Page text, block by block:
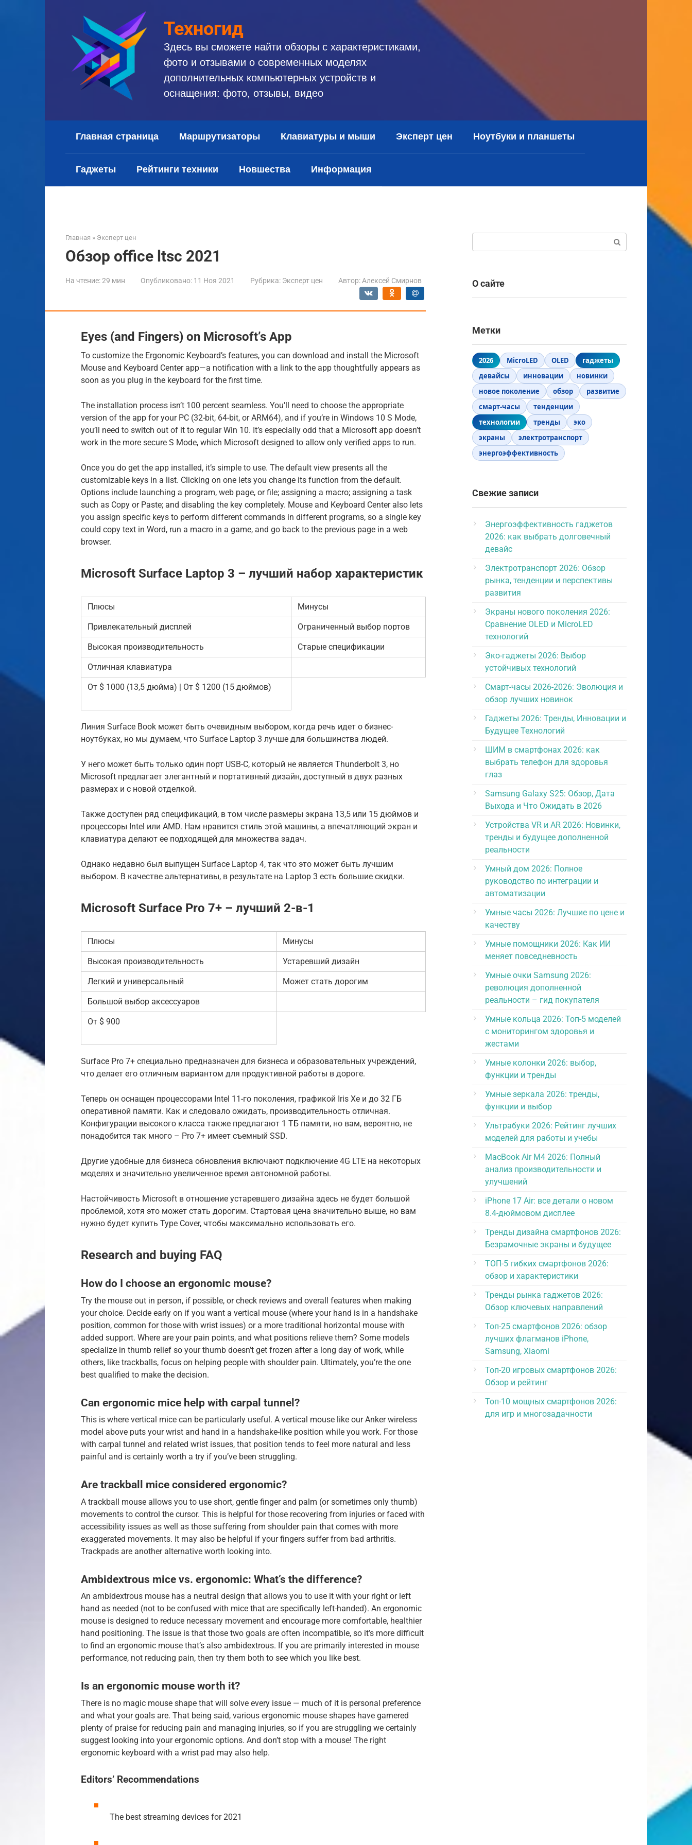
Техногид
Здесь вы сможете найти обзоры с характеристиками,
фото и отзывами о современных моделях
дополнительных компьютерных устройств и
оснащения: фото, отзывы, видео
Главная страница Маршрутизаторы Клавиатуры и мыши Эксперт цен Ноутбуки и планшеты
Гаджеты Рейтинги техники Новшества Информация
Главная » Эксперт цен
Обзор office ltsc 2021
На чтение:29 мин Опубликовано: 11 Ноя 2021 Рубрика: Эксперт цен Автор: Алексей Смирнов
Eyes (and Fingers) on Microsoft’s App
To customize the Ergonomic Keyboard’s features, you can download and install the Microsoft
Mouse and Keyboard Center app—a notification with a link to the app thoughtfully appears as
soon as you plug in the keyboard for the first time.
The installation process isn’t 100 percent seamless. You’ll need to choose the appropriate
version of the app for your PC (32-bit, 64-bit, or ARM64), and if you’re in Windows 10 S Mode,
you’ll need to switch out of it to regular Win 10. It’s especially odd that a Microsoft app doesn’t
work in the more secure S Mode, which Microsoft designed to allow only verified apps to run.
Once you do get the app installed, it’s simple to use. The default view presents all the
customizable keys in a list. Clicking on one lets you change its function from the default.
Options include launching a program, web page, or file; assigning a macro; assigning a task
such as Copy or Paste; and disabling the key completely. Mouse and Keyboard Center also lets
you assign specific keys to perform different commands in different programs, so a single key
could copy text in Word, run a macro in a game, and go back to the previous page in a web
browser.
Microsoft Surface Laptop 3 – лучший набор характеристик
Плюсы Минусы
Привлекательный дисплей Ограниченный выбор портов
Высокая производительность Старые спецификации
Отличная клавиатура
От $ 1000 (13,5 дюйма) | От $ 1200 (15 дюймов)
Линия Surface Book может быть очевидным выбором, когда речь идет о бизнес-
ноутбуках, но мы думаем, что Surface Laptop 3 лучше для большинства людей.
У него может быть только один порт USB-C, который не является Thunderbolt 3, но
Microsoft предлагает элегантный и портативный дизайн, доступный в двух разных
размерах и с новой отделкой.
Также доступен ряд спецификаций, в том числе размеры экрана 13,5 или 15 дюймов и
процессоры Intel или AMD. Нам нравится стиль этой машины, а впечатляющий экран и
клавиатура делают ее подходящей для множества задач.
Однако недавно был выпущен Surface Laptop 4, так что это может быть лучшим
выбором. В качестве альтернативы, в результате на Laptop 3 есть большие скидки.
Microsoft Surface Pro 7+ – лучший 2-в-1
Плюсы Минусы
Высокая производительность Устаревший дизайн
Легкий и универсальный Может стать дорогим
Большой выбор аксессуаров
От $ 900
Surface Pro 7+ специально предназначен для бизнеса и образовательных учреждений,
что делает его отличным вариантом для продуктивной работы в дороге.
Теперь он оснащен процессорами Intel 11-го поколения, графикой Iris Xe и до 32 ГБ
оперативной памяти. Как и следовало ожидать, производительность отличная.
Конфигурации высокого класса также предлагают 1 ТБ памяти, но вам, вероятно, не
понадобится так много – Pro 7+ имеет съемный SSD.
Другие удобные для бизнеса обновления включают подключение 4G LTE на некоторых
моделях и значительно увеличенное время автономной работы.
Настойчивость Microsoft в отношение устаревшего дизайна здесь не будет большой
проблемой, хотя это может стать дорогим. Стартовая цена значительно выше, но вам
нужно будет купить Type Cover, чтобы максимально использовать его.
Research and buying FAQ
How do I choose an ergonomic mouse?
Try the mouse out in person, if possible, or check reviews and overall features when making
your choice. Decide early on if you want a vertical mouse (where your hand is in a handshake
position, common for those with wrist issues) or a more traditional horizontal mouse with
added support. Where are your pain points, and what positions relieve them? Some models
specialize in thumb relief so your thumb doesn’t get frozen after a long day of work, while
others, like trackballs, focus on helping people with shoulder pain. Ultimately, you’re the one
best qualified to make the decision.
Can ergonomic mice help with carpal tunnel?
This is where vertical mice can be particularly useful. A vertical mouse like our Anker wireless
model above puts your wrist and hand in a handshake-like position while you work. For those
with carpal tunnel and related wrist issues, that position tends to feel more natural and less
painful and is certainly worth a try if you’ve been struggling.
Are trackball mice considered ergonomic?
A trackball mouse allows you to use short, gentle finger and palm (or sometimes only thumb)
movements to control the cursor. This is helpful for those recovering from injuries or faced with
accessibility issues as well as those suffering from shoulder pain that comes with more
exaggerated movements. It may also be helpful if your fingers suffer from bad arthritis.
Trackpads are another alternative worth looking into.
Ambidextrous mice vs. ergonomic: What’s the difference?
An ambidextrous mouse has a neutral design that allows you to use it with your right or left
hand as needed (not to be confused with mice that are specifically left-handed). An ergonomic
mouse is designed to reduce necessary movement and encourage more comfortable, healthier
hand positioning. The issue is that those two goals are often incompatible, so it’s more difficult
to find an ergonomic mouse that’s also ambidextrous. If you are primarily interested in mouse
performance, not reducing pain, then try them both to see which you like best.
Is an ergonomic mouse worth it?
There is no magic mouse shape that will solve every issue — much of it is personal preference
and what your goals are. That being said, various ergonomic mouse shapes have garnered
plenty of praise for reducing pain and managing injuries, so if you are struggling we certainly
suggest looking into your ergonomic options. And don’t stop with a mouse! The right
ergonomic keyboard with a wrist pad may also help.
Editors’ Recommendations
The best streaming devices for 2021
О сайте
Метки
2026 MicroLED OLED
гаджеты
девайсы
инновации
новинки
новое поколение
обзор
развитие
смарт-часы
тенденции
технологии
тренды
эко
экраны
электротранспорт
энергоэффективность
Свежие записи
Энергоэффективность гаджетов
2026: как выбрать долговечный
девайс
Электротранспорт 2026: Обзор
рынка, тенденции и перспективы
развития
Экраны нового поколения 2026:
Сравнение OLED и MicroLED
технологий
Эко-гаджеты 2026: Выбор
устойчивых технологий
Смарт-часы 2026-2026: Эволюция и
обзор лучших новинок
Гаджеты 2026: Тренды, Инновации и
Будущее Технологий
ШИМ в смартфонах 2026: как
выбрать телефон для здоровья
глаз
Samsung Galaxy S25: Обзор, Дата
Выхода и Что Ожидать в 2026
Устройства VR и AR 2026: Новинки,
тренды и будущее дополненной
реальности
Умный дом 2026: Полное
руководство по интеграции и
автоматизации
Умные часы 2026: Лучшие по цене и
качеству
Умные помощники 2026: Как ИИ
меняет повседневность
Умные очки Samsung 2026:
революция дополненной
реальности – гид покупателя
Умные кольца 2026: Топ-5 моделей
с мониторингом здоровья и
жестами
Умные колонки 2026: выбор,
функции и тренды
Умные зеркала 2026: тренды,
функции и выбор
Ультрабуки 2026: Рейтинг лучших
моделей для работы и учебы
MacBook Air M4 2026: Полный
анализ производительности и
улучшений
iPhone 17 Air: все детали о новом
8.4-дюймовом дисплее
Тренды дизайна смартфонов 2026:
Безрамочные экраны и будущее
ТОП-5 гибких смартфонов 2026:
обзор и характеристики
Тренды рынка гаджетов 2026:
Обзор ключевых направлений
Топ-25 смартфонов 2026: обзор
лучших флагманов iPhone,
Samsung, Xiaomi
Топ-20 игровых смартфонов 2026:
Обзор и рейтинг
Топ-10 мощных смартфонов 2026:
для игр и многозадачности